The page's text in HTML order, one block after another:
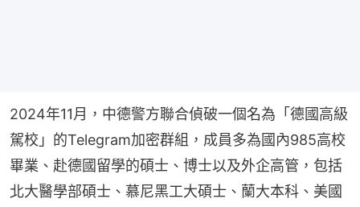
2024年11月，中德警方聯合偵破一個名為「德國高級
駕校」的Telegram加密群組，成員多為國內985高校
畢業、赴德國留學的碩士、博士以及外企高管，包括
北大醫學部碩士、慕尼黑工大碩士、蘭大本科、美國